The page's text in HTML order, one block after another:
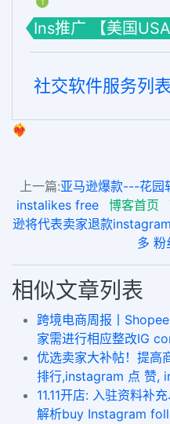
Ins推广 【美国
社交软件服务列
❤️‍🔥
上一篇:亚马逊爆款---花园
instalikes free
博客首页
逊将代表卖家退款
多
相似文章列表
跨境电商周报丨
家需进行相应整改IG
优选卖家大补帖！提高
排行,instagram 点 赞,
11.11开店: 入驻资料补
解析buy Instagram